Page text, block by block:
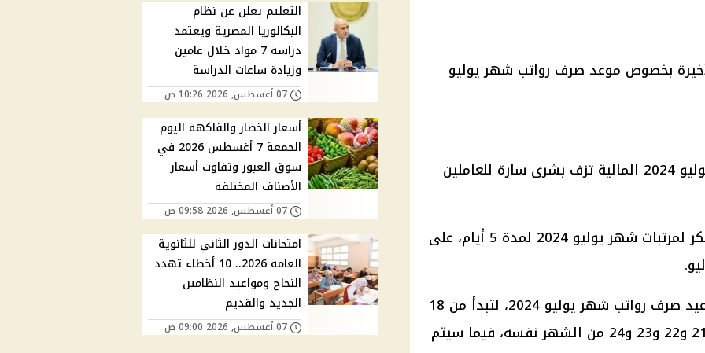
بخصوص موعد صرف رواتب شهر يوليو
أعلنت وزارة المالية عن الصرف المبكر لمرتبات شهر يوليو 2024 لمدة 5 أيام، على
أعلنت وزارة المالية، عن تقديم مواعيد صرف رواتب شهر يوليو 2024، لتبدأ من 18
يوليو ولمدة خمسة أيام هي 18 و21 و22 و23 و24 من الشهر نفسه، فيما سيتم
التعليم يعلن عن نظام
البكالوريا المصرية ويعتمد
دراسة 7 مواد خلال عامين
وزيادة ساعات الدراسة
07 أغسطس, 2026 10:26 ص
أسعار الخضار والفاكهة اليوم
الجمعة 7 أغسطس 2026 في
سوق العبور وتفاوت أسعار
الأصناف المختلفة
07 أغسطس, 2026 09:58 ص
امتحانات الدور الثاني للثانوية
العامة 2026.. 10 أخطاء تهدد
النجاح ومواعيد النظامين
الجديد والقديم
07 أغسطس, 2026 09:00 ص